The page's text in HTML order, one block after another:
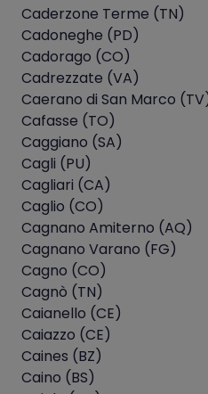
Caderzone Terme (TN)
Cadoneghe (PD)
Cadorago (CO)
Cadrezzate (VA)
Caerano di San Marco
Cafasse (TO)
Caggiano (SA)
Cagli (PU)
Cagliari (CA)
Caglio (CO)
Cagnano Amiterno (AQ)
Cagnano Varano (FG)
Cagno (CO)
Cagnò (TN)
Caianello (CE)
Caiazzo (CE)
Caines (BZ)
Caino (BS)